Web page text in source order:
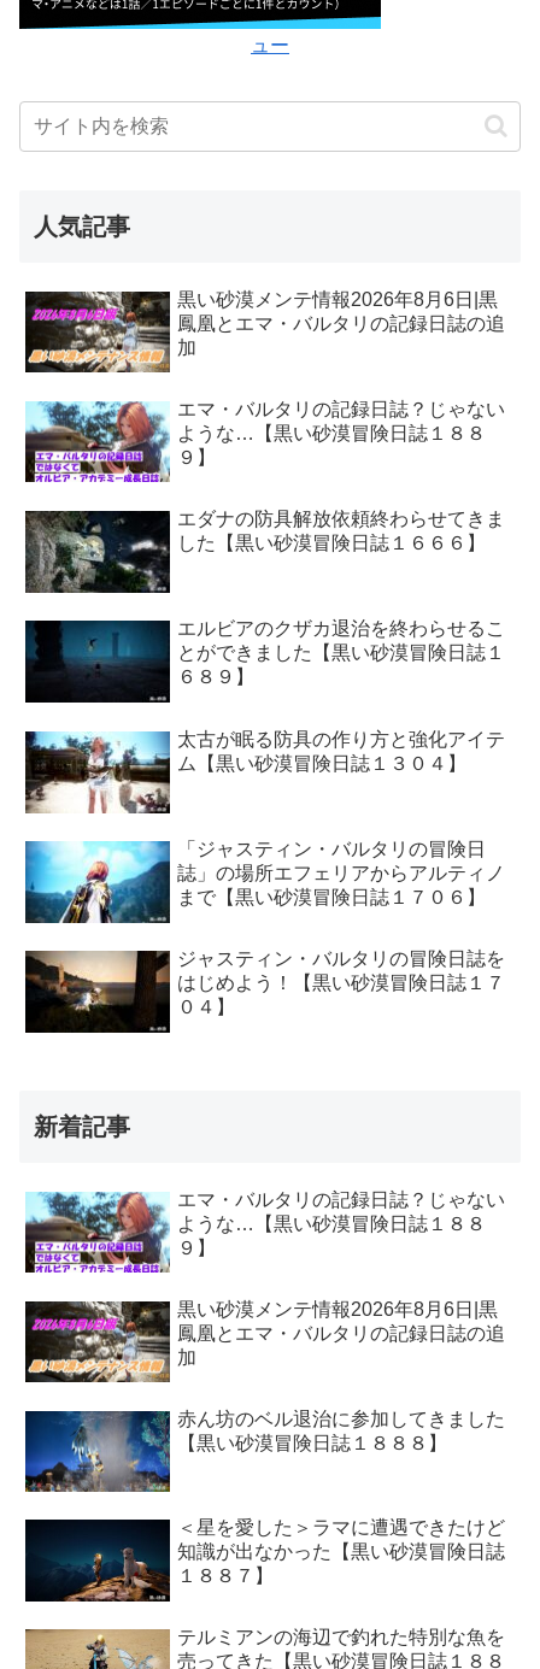
ュー
人気記事
黒い砂漠メンテ情報2026年8月6日|黒
鳳凰とエマ・バルタリの記録日誌の追
加
エマ・バルタリの記録日誌？じゃない
ような…【黒い砂漠冒険日誌１８８
９】
エダナの防具解放依頼終わらせてきま
した【黒い砂漠冒険日誌１６６６】
エルビアのクザカ退治を終わらせるこ
とができました【黒い砂漠冒険日誌１
６８９】
太古が眠る防具の作り方と強化アイテ
ム【黒い砂漠冒険日誌１３０４】
「ジャスティン・バルタリの冒険日
誌」の場所エフェリアからアルティノ
まで【黒い砂漠冒険日誌１７０６】
ジャスティン・バルタリの冒険日誌を
はじめよう！【黒い砂漠冒険日誌１７
０４】
新着記事
エマ・バルタリの記録日誌？じゃない
ような…【黒い砂漠冒険日誌１８８
９】
黒い砂漠メンテ情報2026年8月6日|黒
鳳凰とエマ・バルタリの記録日誌の追
加
赤ん坊のベル退治に参加してきました
【黒い砂漠冒険日誌１８８８】
＜星を愛した＞ラマに遭遇できたけど
知識が出なかった【黒い砂漠冒険日誌
１８８７】
テルミアンの海辺で釣れた特別な魚を
売ってきた【黒い砂漠冒険日誌１８８